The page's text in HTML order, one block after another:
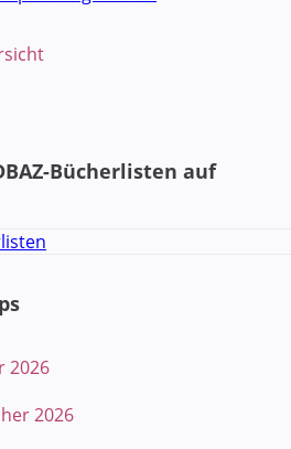
Bücherlisten auf
2026
2026